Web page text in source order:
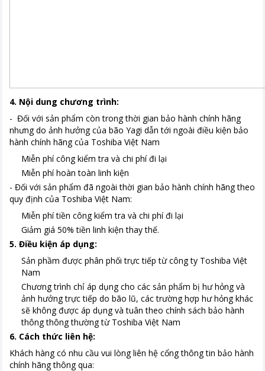
4. Nội dung chương trình:
- Đối với sản phẩm còn trong thời gian bảo hành chính hãng
nhưng do ảnh hưởng của bão Yagi dẫn tới ngoài điều kiện bảo
hành chính hãng của Toshiba Việt Nam
Miễn phí công kiểm tra và chi phí đi lại
Miễn phí hoàn toàn linh kiện
- Đối với sản phẩm đã ngoài thời gian bảo hành chính hãng theo
quy định của Toshiba Việt Nam:
Miễn phí tiền công kiểm tra và chi phí đi lại
Giảm giá 50% tiền linh kiện thay thế.
5. Điều kiện áp dụng:
Sản phầm được phân phối trực tiếp từ công ty Toshiba Việt
Nam
Chương trình chỉ áp dụng cho các sản phẩm bị hư hỏng và
ảnh hưởng trực tiếp do bão lũ, các trường hợp hư hỏng khác
sẽ không được áp dụng và tuân theo chính sách bảo hành
thông thông thường từ Toshiba Việt Nam
6. Cách thức liên hệ:
Khách hàng có nhu cầu vui lòng liên hệ cổng thông tin bảo hành
chính hãng thông qua: